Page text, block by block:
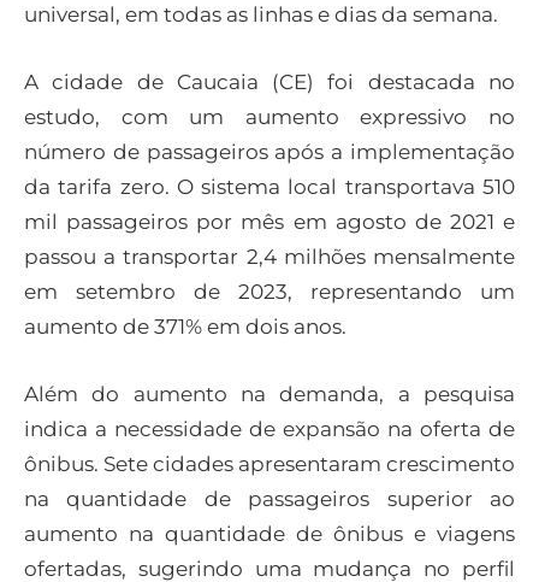
universal, em todas as linhas e dias da semana.
A cidade de Caucaia (CE) foi destacada no
estudo, com um aumento expressivo no
número de passageiros após a implementação
da tarifa zero. O sistema local transportava 510
mil passageiros por mês em agosto de 2021 e
passou a transportar 2,4 milhões mensalmente
em setembro de 2023, representando um
aumento de 371% em dois anos.
Além do aumento na demanda, a pesquisa
indica a necessidade de expansão na oferta de
ônibus. Sete cidades apresentaram crescimento
na quantidade de passageiros superior ao
aumento na quantidade de ônibus e viagens
ofertadas, sugerindo uma mudança no perfil